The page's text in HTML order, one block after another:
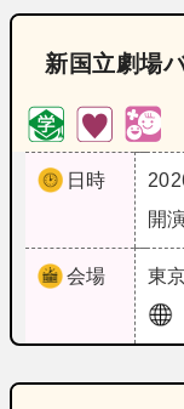
新国立劇場
日時
開
会場 東